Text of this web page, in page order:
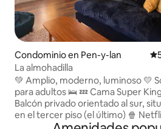
Condominio en Pen-y-lan
La almohadilla
💚 Amplio, moderno, luminoso 💛 Solo
para adultos 🛌 💤 Cama Super
Balcón privado orientado al sur,
en el tercer piso (el último) 🍿
para el viajero P️ Amplio estacionamiento